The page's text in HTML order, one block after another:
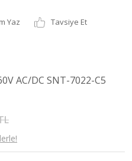
Yaz
Tavsiye Et
AC/DC SNT-7022-C5